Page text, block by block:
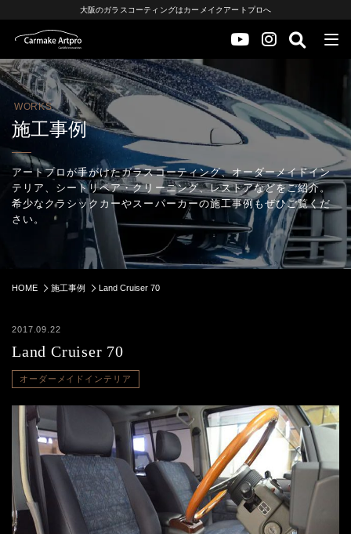
大阪のガラスコーティングはカーメイクアートプロへ
WORKS
施工事例
アートプロが手がけたガラスコーティング、オーダーメイドイン
テリア、シートリペア・クリーニング、レストアなどをご紹介。
希少なクラシックカーやスーパーカーの施工事例もぜひご覧くだ
さい。
HOME 施工事例 Land Cruiser 70
2017.09.22
Land Cruiser 70
オーダーメイドインテリア